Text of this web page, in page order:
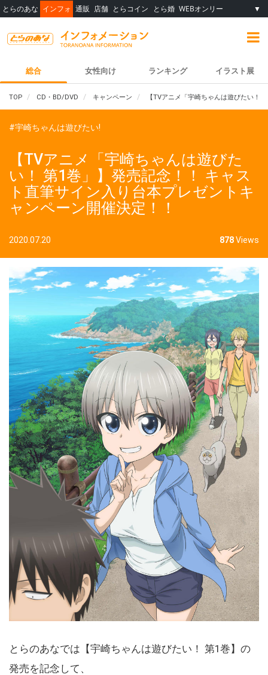
とらのあな インフォ 通販 店舗 とらコイン とら婚 WEBオンリー ▼
総合 女性向け ランキング イラスト展
TOP CD・BD/DVD キャンペーン 【TVアニメ「宇崎ちゃんは遊びたい！
#宇崎ちゃんは遊びたい!
【TVアニメ「宇崎ちゃんは遊びた
い！ 第1巻」】発売記念！！ キャス
ト直筆サイン入り台本プレゼントキ
ャンペーン開催決定！！
2020.07.20 878Views
とらのあなでは【宇崎ちゃんは遊びたい！ 第1巻】の
発売を記念して、